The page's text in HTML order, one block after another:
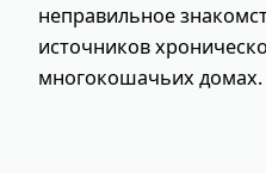
неправильное
источников
многокошачьих домах.